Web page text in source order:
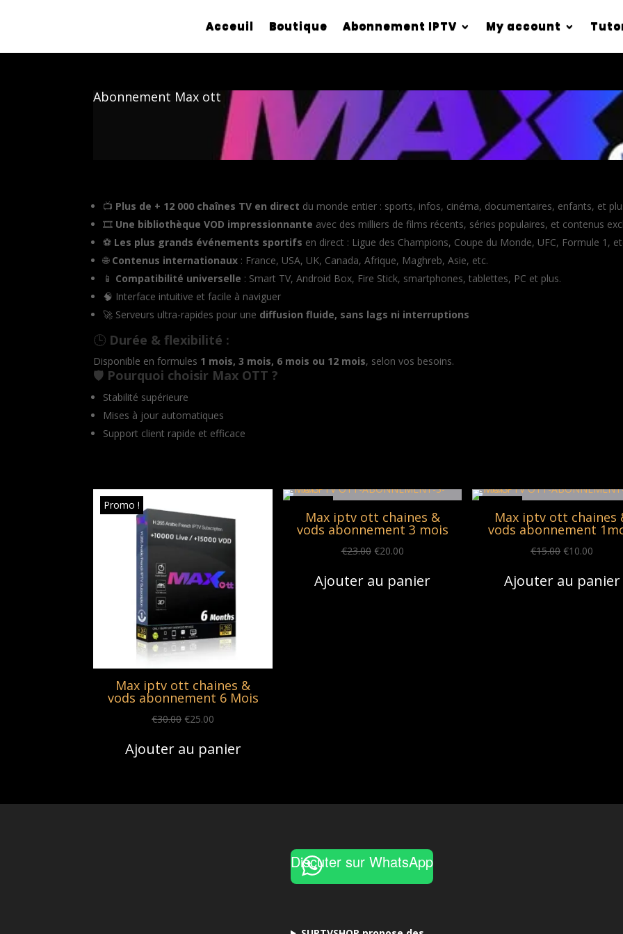
Acceuil Boutique Abonnement IPTV My account
Abonnement Max ott
📺 Plus de + 12 000 chaînes TV en direct du monde entier : sports, infos, cinéma, documentaires, enfants, et
🎞️ Une bibliothèque VOD impressionnante avec des milliers de films récents, séries populaires, et contenus
⚽️ Les plus grands événements sportifs en direct : Ligue des Champions, Coupe du Monde, UFC, Formule 1,
🌐 Contenus internationaux : France, USA, UK, Canada, Afrique, Maghreb, Asie, etc.
📱 Compatibilité universelle : Smart TV, Android Box, Fire Stick, smartphones, tablettes, PC et plus.
🧠 Interface intuitive et facile à naviguer
🚀 Serveurs ultra-rapides pour une diffusion fluide, sans lags ni interruptions
🕒 Durée & flexibilité :
Disponible en formules 1 mois, 3 mois, 6 mois ou 12 mois, selon vos besoins.
🛡️ Pourquoi choisir Max OTT ?
Stabilité supérieure
Mises à jour automatiques
Support client rapide et efficace
Promo !
Max iptv ott chaines &
vods abonnement 6 Mois
€30.00 Original
was:
€25.00
is:
Ajouter au panier
Max iptv ott chaines &
vods abonnement 3 mois
€23.00 Original
was:
€20.00Current
is:
Ajouter au panier
Max iptv ott chaines
vods abonnement
€15.00 Original
was:
€10.00
is:
Ajouter au panier
Discuter sur WhatsApp